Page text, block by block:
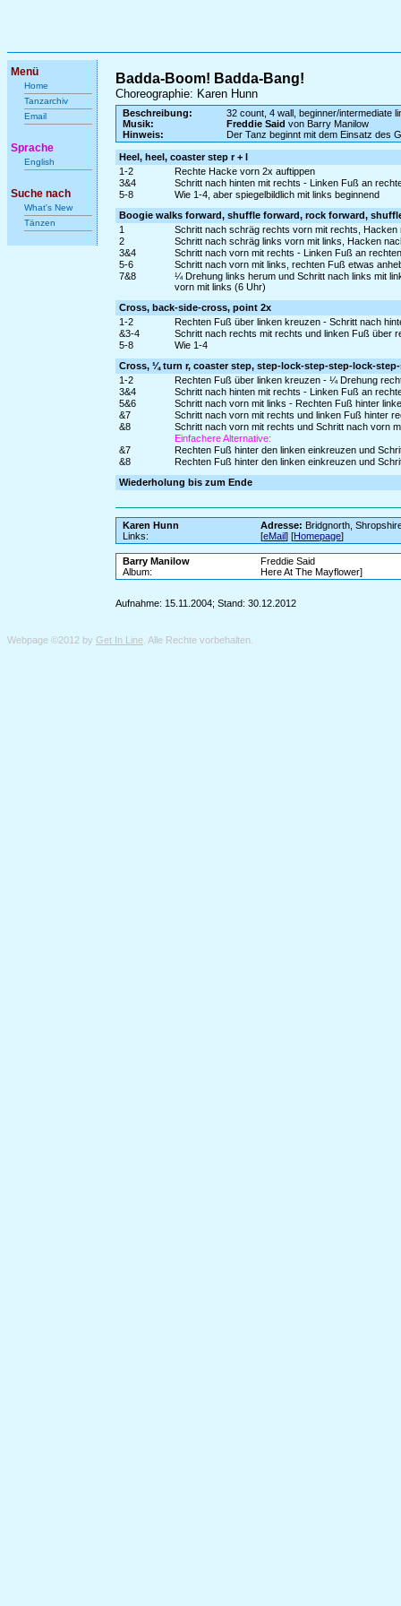
Menü
Home
Tanzarchiv
Email
Sprache
English
Suche nach
What's New
Tänzen
Badda-Boom! Badda-Bang!
Choreographie: Karen Hunn
Beschreibung:
32 count, 4 wall, beginner/intermediate
Musik:
Freddie Said von Barry Manilow
Hinweis:
Der Tanz beginnt mit dem Einsatz des
Heel, heel, coaster step r + l
1-2
Rechte Hacke vorn 2x auftippen
3&4
Schritt nach hinten mit rechts - Linken Fuß an
5-8
Wie 1-4, aber spiegelbildlich mit links beginnend
Boogie walks forward, shuffle forward, rock forward,
1
Schritt nach schräg rechts vorn mit rechts,
2
Schritt nach schräg links vorn mit links, Hacken
3&4
Schritt nach vorn mit rechts - Linken Fuß an
5-6
Schritt nach vorn mit links, rechten Fuß etwas
7&8
¼ Drehung links herum und Schritt nach links mit
vorn mit links (6 Uhr)
Cross, back-side-cross, point 2x
1-2
Rechten Fuß über linken kreuzen - Schritt nach
&3-4
Schritt nach rechts mit rechts und linken Fuß über
5-8
Wie 1-4
Cross, ¼ turn r, coaster step, step-lock-step-step-lock-
1-2
Rechten Fuß über linken kreuzen - ¼ Drehung
3&4
Schritt nach hinten mit rechts - Linken Fuß an
5&6
Schritt nach vorn mit links - Rechten Fuß hinter
&7
Schritt nach vorn mit rechts und linken Fuß hinter
&8
Schritt nach vorn mit rechts und Schritt nach vorn
Einfachere Alternative:
&7
Rechten Fuß hinter den linken einkreuzen und
&8
Rechten Fuß hinter den linken einkreuzen und
Wiederholung bis zum Ende
Karen Hunn Adresse: Bridgnorth,
Links:
[eMail] [Homepage]
Barry Manilow
Freddie Said
Album:
Here At The Mayflower]
Aufnahme: 15.11.2004; Stand: 30.12.2012
Webpage ©2012 by Get In Line . Alle Rechte vorbehalten.